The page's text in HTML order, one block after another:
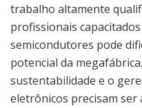
trabalho altamente
profissionais
semicondutores pode
potencial da
sustentabilidade e o
eletrônicos precisam